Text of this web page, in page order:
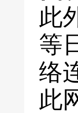
此
等
络
此